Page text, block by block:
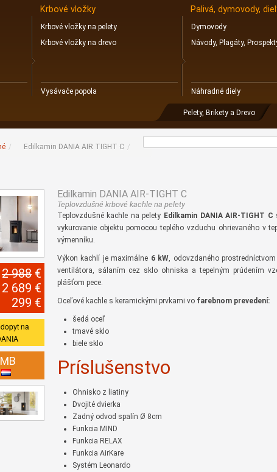
Krbové vložky
Krbové vložky na pelety
Krbové vložky na drevo
Vysávače popola
Palivá, dymovody,
Dymovody
Náhradné diely
Pelety, Brikety a Drevo
Návody, Plagáty,
/ Edilkamin DANIA AIR TIGHT C /
2 988 €
2 689 €
299 €
na
Edilkamin DANIA AIR-TIGHT C
Teplovzdušné krbové kachle na pelety
Teplovzdušné kachle na pelety Edilkamin DANIA AIR-TIGHT C
vykurovanie objektu pomocou teplého vzduchu ohrievaného v
výmenníku.
Výkon kachlí je maximálne 6 kW, odovzdaného
ventilátora, sálaním cez sklo ohniska a tepelným prúdením
plášťom pece.
Oceľové kachle s keramickými prvkami vo farebnom prevedení:
šedá oceľ
tmavé sklo
biele sklo
Príslušenstvo
Ohnisko z liatiny
Dvojité dvierka
Zadný odvod spalín Ø 8cm
Funkcia MIND
Funkcia RELAX
Funkcia AirKare
Systém Leonardo